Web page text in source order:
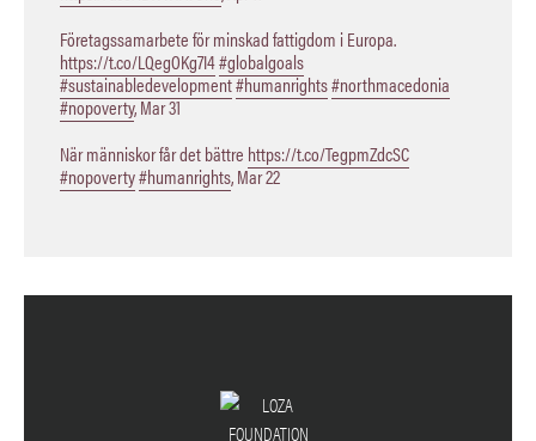
Företagssamarbete för minskad fattigdom i Europa.
https://t.co/LQegOKg7I4#globalgoals
#sustainabledevelopment#humanrights#northmacedonia
#nopoverty,Mar 31
När människor får det bättre https://t.co/TegpmZdcSC
#nopoverty#humanrights,Mar 22